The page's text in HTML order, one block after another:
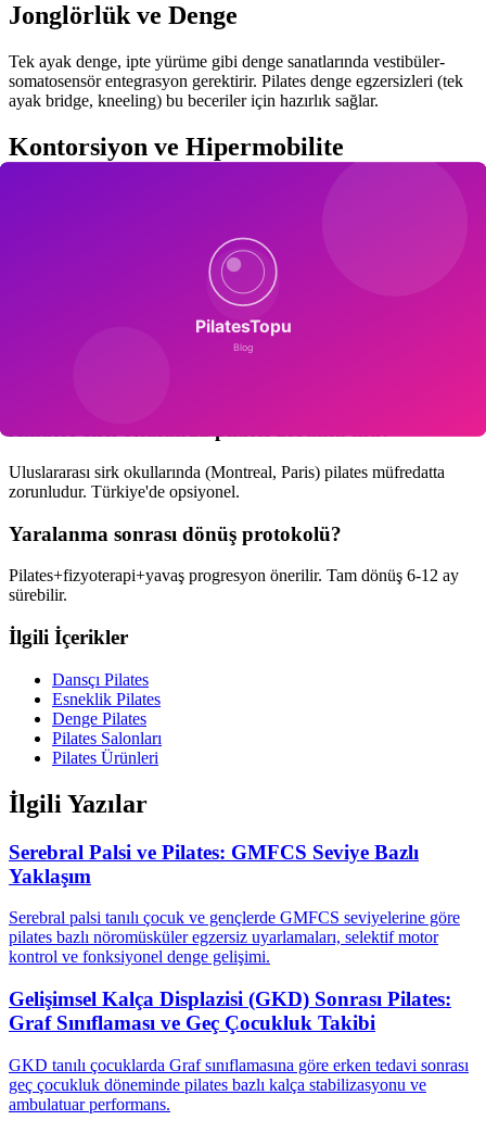
Jonglörlük ve Denge
Tek ayak denge, ipte yürüme gibi denge sanatlarında vestibüler-
somatosensör entegrasyon gerektirir. Pilates denge egzersizleri (tek
ayak bridge, kneeling) bu beceriler için hazırlık sağlar.
Kontorsiyon ve Hipermobilite
Profesyonel Kariyer Uzatma
Sirk sanatçısı kariyeri ortalama 8-12 yıldır. Pilates ile ön hazırlık ve
koruyucu protokol kariyeri 2-4 yıl uzatabilir.
Amatör sirk okulunda pilates zorunlu mu?
Uluslararası sirk okullarında (Montreal, Paris) pilates müfredatta
zorunludur. Türkiye'de opsiyonel.
Yaralanma sonrası dönüş protokolü?
Pilates+fizyoterapi+yavaş progresyon önerilir. Tam dönüş 6-12 ay
sürebilir.
İlgili İçerikler
Dansçı Pilates
Esneklik Pilates
Denge Pilates
Pilates Salonları
Pilates Ürünleri
İlgili Yazılar
Serebral Palsi ve Pilates: GMFCS Seviye Bazlı
Yaklaşım
Serebral palsi tanılı çocuk ve gençlerde GMFCS seviyelerine göre
pilates bazlı nöromüsküler egzersiz uyarlamaları, selektif motor
kontrol ve fonksiyonel denge gelişimi.
Gelişimsel Kalça Displazisi (GKD) Sonrası Pilates:
Graf Sınıflaması ve Geç Çocukluk Takibi
GKD tanılı çocuklarda Graf sınıflamasına göre erken tedavi sonrası
geç çocukluk döneminde pilates bazlı kalça stabilizasyonu ve
ambulatuar performans.